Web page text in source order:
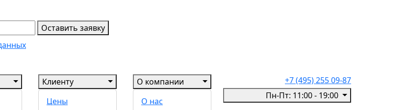
Оставить заявку
Клиенту
Цены
О компании
О нас
+7 (495) 255 09-87
Пн-Пт: 11:00 - 19:00